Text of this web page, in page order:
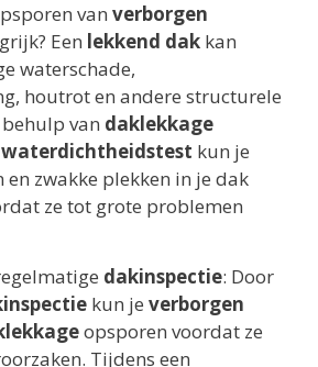
van verborgen
Een lekkend dak kan
waterschade,
houtrot en andere structurele
van daklekkage
waterdichtheidstest kun je
zwakke plekken in je dak
ze tot grote problemen
dakinspectie: Door
kun je verborgen
opsporen voordat ze
Tijdens een